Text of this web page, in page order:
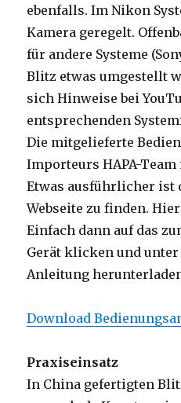
ebenfalls. Im Nikon
Kamera geregelt.
für andere Systeme
Blitz etwas umgestellt
sich Hinweise bei
entsprechenden
Die mitgelieferte
Importeurs HAPA-Team
Etwas ausführlicher ist
Webseite zu finden.
Einfach dann auf das
Gerät klicken und
Anleitung
Download
Praxiseinsatz
In China gefertigten